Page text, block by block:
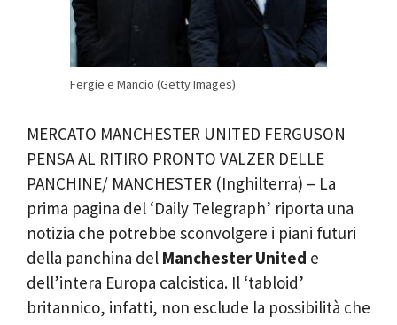
Fergie e Mancio (Getty Images)
MERCATO MANCHESTER UNITED FERGUSON
PENSA AL RITIRO PRONTO VALZER DELLE
PANCHINE/ MANCHESTER (Inghilterra) – La
prima pagina del ‘Daily Telegraph’ riporta una
notizia che potrebbe sconvolgere i piani futuri
della panchina del Manchester United e
dell’intera Europa calcistica. Il ‘tabloid’
britannico, infatti, non esclude la possibilità che